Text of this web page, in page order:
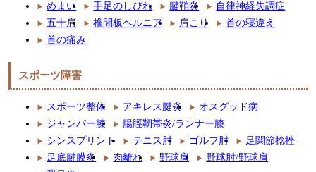
めまい
手足のしびれ 腱鞘炎
自律神経失調症
五十肩
椎間板ヘルニア 肩こり
首の寝違え
首の痛み
スポーツ障害
スポーツ整体 アキレス腱炎
オスグッド病
ジャンパー膝
腸脛靭帯炎/ランナー膝
シンスプリント
テニス肘 ゴルフ肘
足関節捻挫
足底腱膜炎
肉離れ 野球肩
野球肘/野球肩